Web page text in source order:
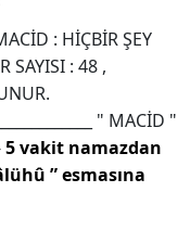
: HİÇBİR ŞEY
SAYISI : 48 ,
" MACİD "
5 vakit namazdan
” esmasına